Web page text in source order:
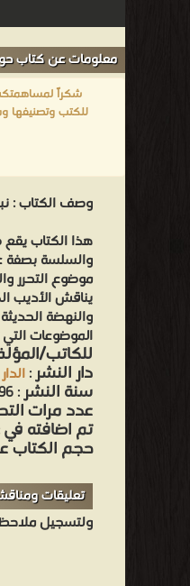
معلومات عن كتاب
شكراً لمساهمتكم
للكتب وتصنيفها
وصف الكتاب :
هذا الكتاب
والسلسة بصفة
موضوع التحرر
يناقش الأديب
والنهضة
الموضوعات التي تناولها ؛ ثورة 1919 ، ثورة
للكاتب/
دار النشر:
سنة النشر: 1996م / 1417هـ .
عدد مرات
تم اضافته في
حجم الكتاب
تعليقات
ولتسجيل